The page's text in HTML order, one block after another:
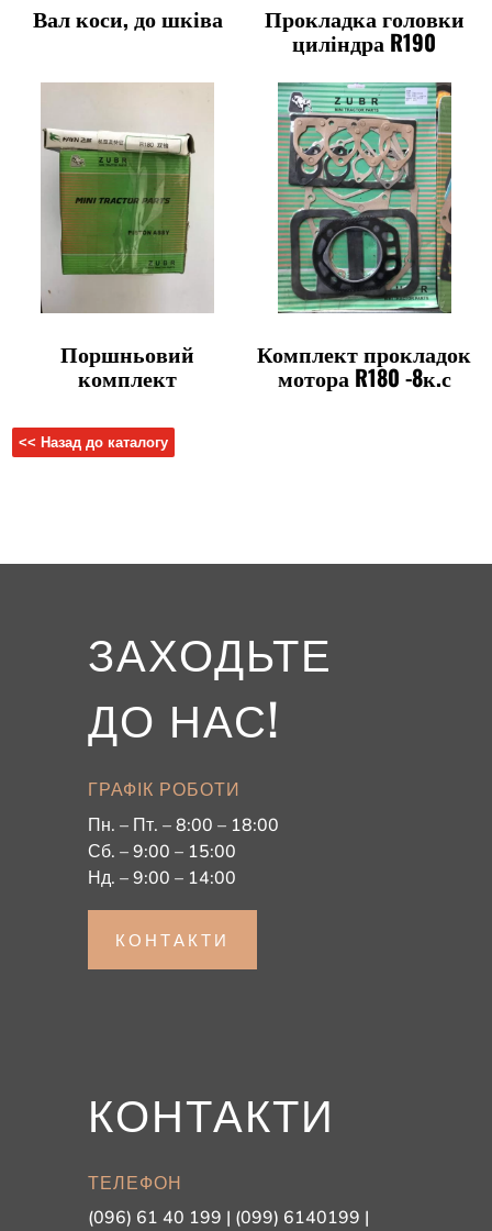
Вал коси, до шківа Прокладка головки
циліндра R190
Поршньовий
комплект
Комплект прокладок
мотора R180 -8к.с
<< Назад до каталогу
ЗАХОДЬТЕ
ДО НАС!
ГРАФІК РОБОТИ
Пн. – Пт. – 8:00 – 18:00
Сб. – 9:00 – 15:00
Нд. – 9:00 – 14:00
КОНТАКТИ
КОНТАКТИ
ТЕЛЕФОН
(096) 61 40 199 | (099) 6140199 |